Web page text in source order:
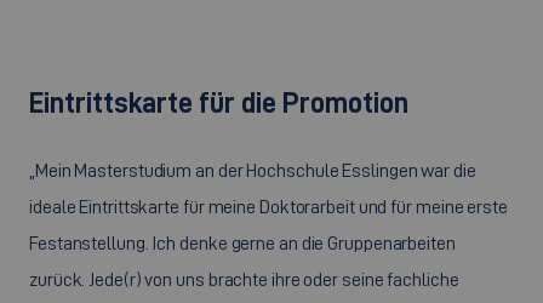
Eintrittskarte für die Promotion
„Mein Masterstudium an der Hochschule Esslingen war die
ideale Eintrittskarte für meine Doktorarbeit und für meine erste
Festanstellung. Ich denke gerne an die Gruppenarbeiten
zurück. Jede(r) von uns brachte ihre oder seine fachliche